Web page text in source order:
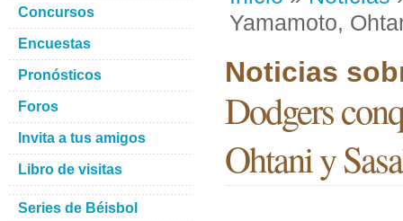
Yamamoto,
Noticias
Dodgers
Ohtani y
Concursos
Encuestas
Pronósticos
Foros
Invita a tus amigos
Libro de visitas
Series de Béisbol